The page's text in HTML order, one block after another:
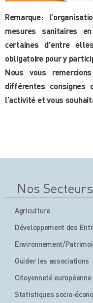
Remarque:
mesures sanitaires
certaines d’entre
obligatoire pour y
Nous vous
différentes consignes
l’activité et vous
Nos Secteurs
Agriculture
Développement des
Environnement/
Guider les associations
Citoyenneté européenne
Statistiques socio-